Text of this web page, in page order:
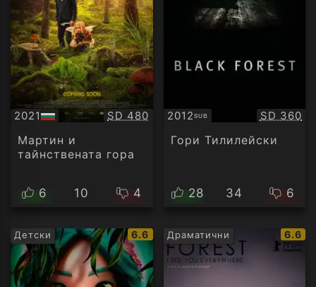
2021
БГ
аудио
Качество:
SD 480
Мартин и
тайнствената гора
6 10 4
2012SUB
Субтитри SD 360
Гори Тилилейски
28 34 6
Детски
IMDb
рейтинг:
6.6 Драматични
IMDb
6.6